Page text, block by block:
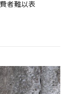
者難以表